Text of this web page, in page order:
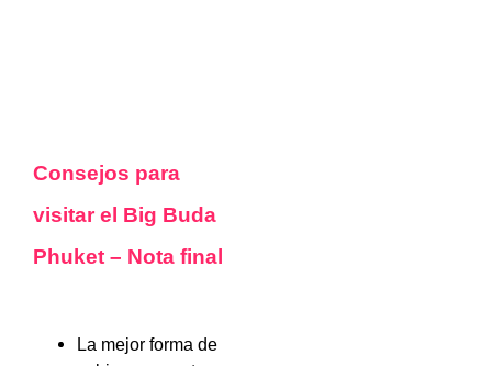
Consejos para
visitar el Big Buda
Phuket – Nota final
La mejor forma de